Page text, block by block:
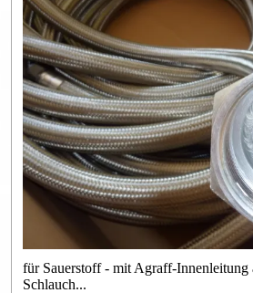
für Sauerstoff - mit Agraff-Innenleitung
Schlauch...